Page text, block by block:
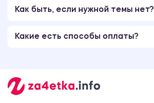
Как быть, если нужной темы нет?
Какие есть способы оплаты?